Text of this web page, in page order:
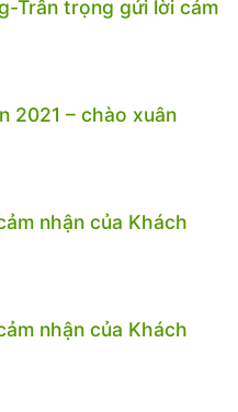
Trân trọng gửi lời cảm
2021 – chào xuân
nhận của Khách
nhận của Khách